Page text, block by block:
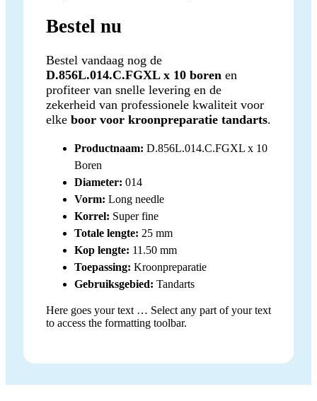
Bestel nu
Bestel vandaag nog de
D.856L.014.C.FGXL x 10 boren en
profiteer van snelle levering en de
zekerheid van professionele kwaliteit voor
elke boor voor kroonpreparatie tandarts.
Productnaam: D.856L.014.C.FGXL x 10
Boren
Diameter: 014
Vorm: Long needle
Korrel: Super fine
Totale lengte: 25 mm
Kop lengte: 11.50 mm
Toepassing: Kroonpreparatie
Gebruiksgebied: Tandarts
Here goes your text … Select any part of your text
to access the formatting toolbar.